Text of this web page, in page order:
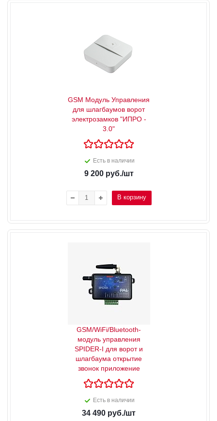
GSM Модуль Управления
для шлагбаумов ворот
электрозамков "ИПРО -
3.0"
Есть в наличии
9 200руб./шт
В корзину
GSM/WiFi/Bluetooth-
модуль управления
SPIDER-I для ворот и
шлагбаума открытие
звонок приложение
Есть в наличии
34 490 руб./шт